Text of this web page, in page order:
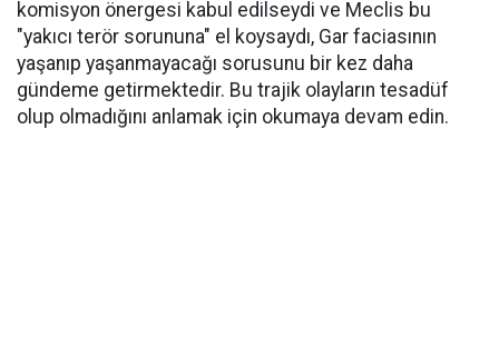
komisyon önergesi kabul edilseydi ve Meclis bu
"yakıcı terör sorununa" el koysaydı, Gar faciasının
yaşanıp yaşanmayacağı sorusunu bir kez daha
gündeme getirmektedir. Bu trajik olayların tesadüf
olup olmadığını anlamak için okumaya devam edin.